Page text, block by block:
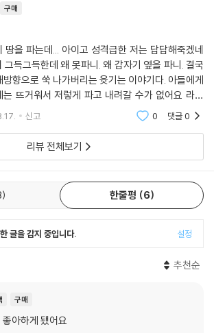
구매
땅을 파는데... 아이고 성격급한 저는 답답해죽겠네
그득그득한데 왜 못파니. 왜 갑자기 옆을 파니. 결국
향으로 쑥 나가버리는 윳기는 이야기다. 아들에게
뜨거워서 저렇게 파고 내려갈 수가 없어요 라고
터 과학덕후다보니 창의력이 간곳 없네 ㅠㅠㅠ
신고 0 댓글0
리뷰 전체보기
한줄평 6
글을 감지 중입니다. 설정
추천순
구매
아하게 됐어요